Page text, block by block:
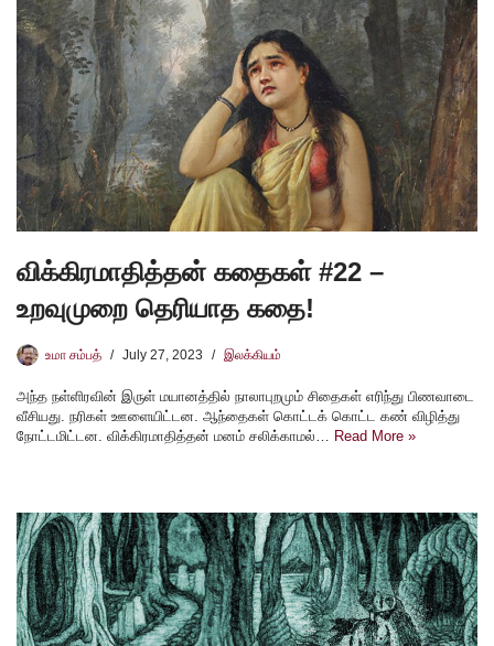
விக்கிரமாதித்தன் கதைகள் #22 –
உறவுமுறை தெரியாத கதை!
உமா சம்பத் July 27, 2023 இலக்கியம்
அந்த நள்ளிரவின் இருள் மயானத்தில் நாலாபுறமும் சிதைகள் எரிந்து பிணவாடை
வீசியது. நரிகள் ஊளையிட்டன. ஆந்தைகள் கொட்டக் கொட்ட கண் விழித்து
நோட்டமிட்டன. விக்கிரமாதித்தன் மனம் சலிக்காமல்… Read More »